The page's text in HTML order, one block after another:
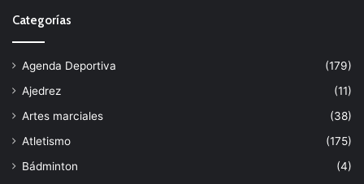
Categorías
Agenda Deportiva
(179)
Ajedrez
(11)
Artes marciales
(38)
Atletismo
(175)
Bádminton
(4)